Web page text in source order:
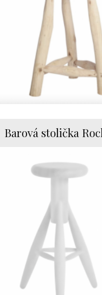
Barová stolička